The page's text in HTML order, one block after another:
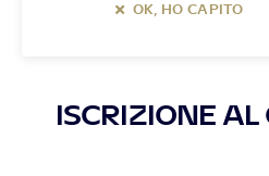
OK, HO CAPITO
ISCRIZIONE